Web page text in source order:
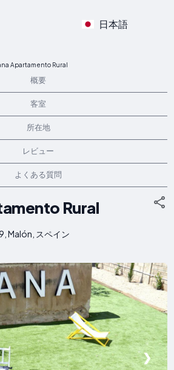
日本語
Apartamento Rural
概要
客室
所在地
レビュー
よくある質問
Rural
Malón, スペイン
❯